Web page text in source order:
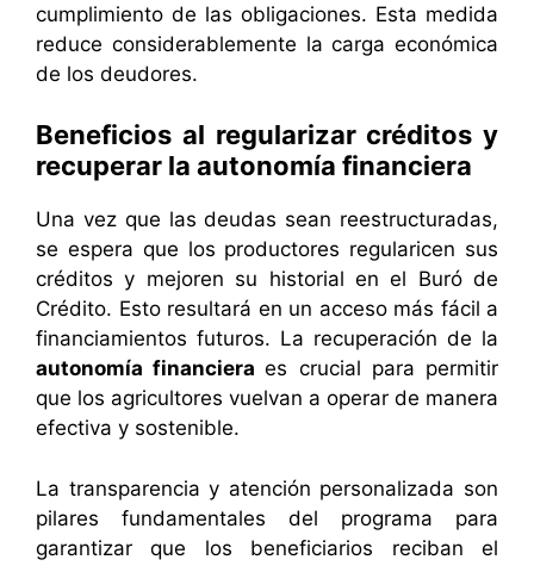
cumplimiento de las obligaciones. Esta medida
reduce considerablemente la carga económica
de los deudores.
Beneficios al regularizar créditos y
recuperar la autonomía financiera
Una vez que las deudas sean reestructuradas,
se espera que los productores regularicen sus
créditos y mejoren su historial en el Buró de
Crédito. Esto resultará en un acceso más fácil a
financiamientos futuros. La recuperación de la
autonomía financieraes crucial para permitir
que los agricultores vuelvan a operar de manera
efectiva y sostenible.
La transparencia y atención personalizada son
pilares fundamentales del programa para
garantizar que los beneficiarios reciban el